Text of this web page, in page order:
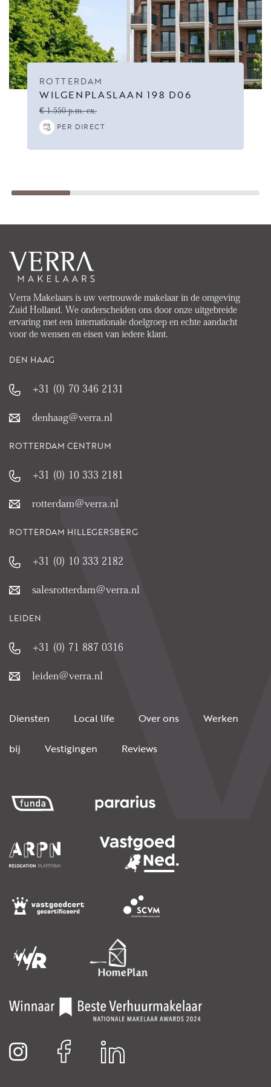
- In good condition;
- Not available for house sharers and students;
- Income requirement is 3,65x the monthly rent (gross income);
- Energy label B;
ROTTERDAM
WILGENPLASLAAN 198 D06
€ 1.550 p.m. ex.
PER DIRECT
Verra Makelaars is uw vertrouwde makelaar in de omgeving
Zuid Holland. We onderscheiden ons door onze uitgebreide
ervaring met een internationale doelgroep en echte aandacht
voor de wensen en eisen van iedere klant.
DEN HAAG
+31 (0) 70 346 2131
denhaag@verra.nl
ROTTERDAM CENTRUM
+31 (0) 10 333 2181
rotterdam@verra.nl
ROTTERDAM HILLEGERSBERG
+31 (0) 10 333 2182
salesrotterdam@verra.nl
LEIDEN
+31 (0) 71 887 0316
leiden@verra.nl
Diensten Local life Over ons Werken
bij Vestigingen Reviews